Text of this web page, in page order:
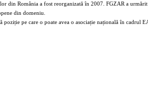
România a fost reorganizată în 2007. FGZAR a
din domeniu.
pe care o poate avea o asociație națională în cadrul